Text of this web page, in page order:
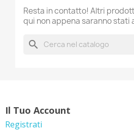
Resta in contatto! Altri
qui non appena saranno stati
search
Il Tuo Account
Registrati